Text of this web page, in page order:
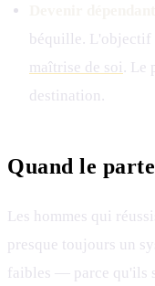
béquille. L'objectif
maîtrise de soi . Le
destination.
Quand le
Les hommes qui
presque toujours un
faibles — parce qu'ils